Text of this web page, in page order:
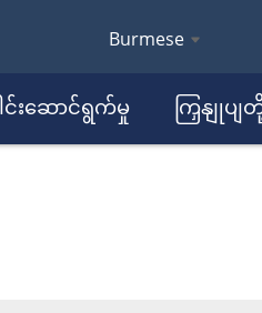
Burmese
ါင်းဆောင်ရွက်မှု ကြှနျုပျ
ဆက်